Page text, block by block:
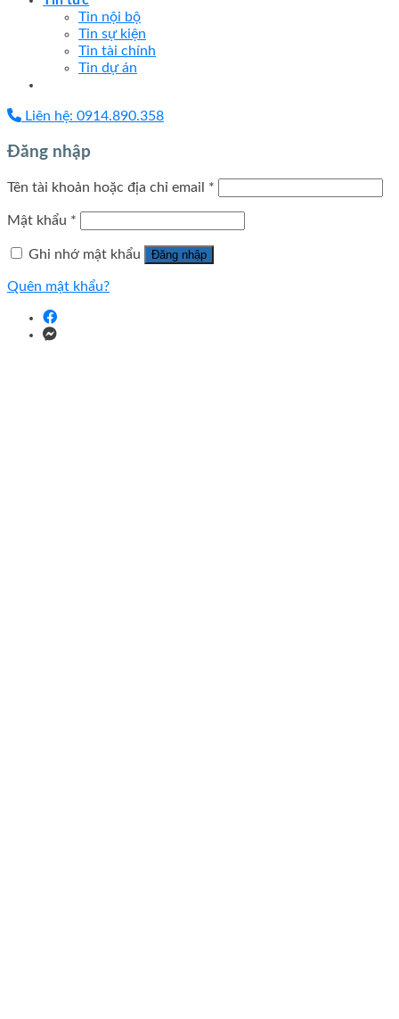
Tin nội bộ
Tin sự kiện
Tin tài chính
Tin dự án
Liên hệ: 0914.890.358
Đăng nhập
Tên tài khoản hoặc địa chỉ email *
Mật khẩu *
Ghi nhớ mật khẩu Đăng nhập
Quên mật khẩu?